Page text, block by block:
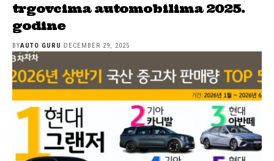
trgovcima automobilima 2025.
godine
BYAUTO GURU DECEMBER 29, 2025